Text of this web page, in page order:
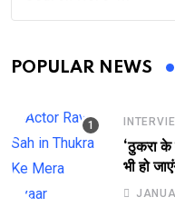
POPULAR NEWS
‘ठुकरा के
भी हो
दमदार